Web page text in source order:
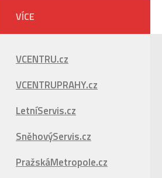
VÍCE
VCENTRU.cz
VCENTRUPRAHY.cz
LetníServis.cz
SněhovýServis.cz
PražskáMetropole.cz